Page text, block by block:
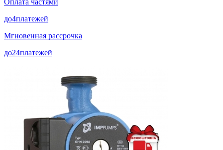
Оплата частями
до4платежей
Мгновенная рассрочка
до24платежей